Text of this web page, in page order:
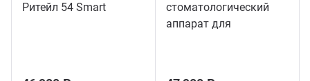
Ритейл 54 Smart
стоматологический
аппарат для